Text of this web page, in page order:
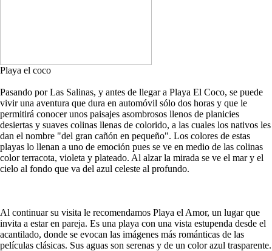
Playa el coco
Pasando por Las Salinas, y antes de llegar a Playa El Coco, se puede
vivir una aventura que dura en automóvil sólo dos horas y que le
permitirá conocer unos paisajes asombrosos llenos de planicies
desiertas y suaves colinas llenas de colorido, a las cuales los nativos les
dan el nombre "del gran cañón en pequeño". Los colores de estas
playas lo llenan a uno de emoción pues se ve en medio de las colinas
color terracota, violeta y plateado. Al alzar la mirada se ve el mar y el
cielo al fondo que va del azul celeste al profundo.
Al continuar su visita le recomendamos Playa el Amor, un lugar que
invita a estar en pareja. Es una playa con una vista estupenda desde el
acantilado, donde se evocan las imágenes más románticas de las
películas clásicas. Sus aguas son serenas y de un color azul trasparente.